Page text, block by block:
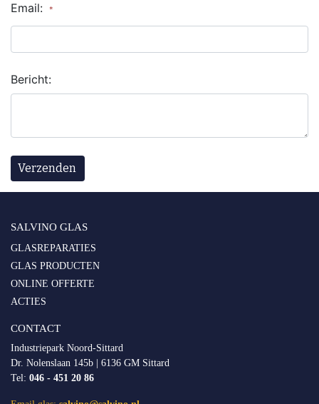
Email: *
Bericht:
SALVINO GLAS
GLASREPARATIES
GLAS PRODUCTEN
ONLINE OFFERTE
ACTIES
CONTACT
Industriepark Noord-Sittard
Dr. Nolenslaan 145b | 6136 GM Sittard
Tel: 046 - 451 20 86